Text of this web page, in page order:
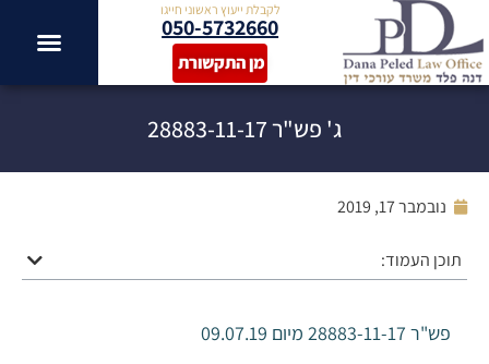
לקבלת ייעוץ ראשוני חייגו
050-5732660
מן התקשורת
ג' פש"ר 28883-11-17
נובמבר 17, 2019
תוכן העמוד:
פש"ר 28883-11-17 מיום 09.07.19